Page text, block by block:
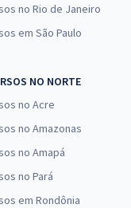
no Rio de Janeiro
em São Paulo
NO NORTE
no Acre
no Amazonas
no Amapá
no Pará
em Rondônia